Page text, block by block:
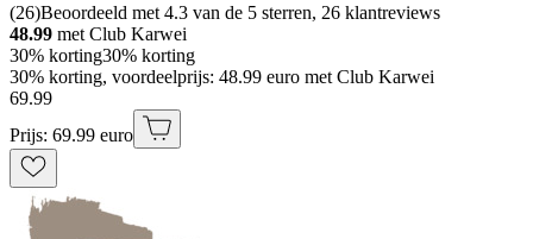
(26)Beoordeeld met 4.3 van de 5 sterren, 26 klantreviews
48.99 met Club Karwei
30% korting30% korting
30% korting, voordeelprijs: 48.99 euro met Club Karwei
69.99
Prijs: 69.99 euro